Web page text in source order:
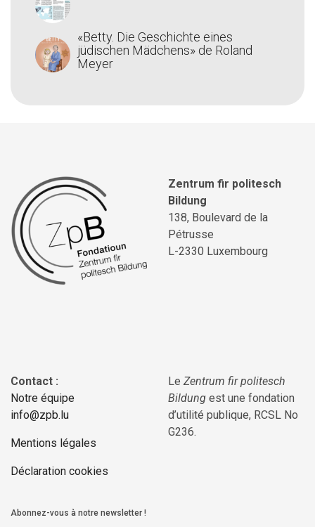
«Betty. Die Geschichte eines
jüdischen Mädchens» de Roland
Meyer
Zentrum fir politesch
Bildung
138, Boulevard de la
Pétrusse
L-2330 Luxembourg
Contact :
Notre équipe
info@zpb.lu
Mentions légales
Déclaration cookies
Le Zentrum fir politesch
Bildung est une fondation
d’utilité publique, RCSL No
G236.
Abonnez-vous à notre newsletter !